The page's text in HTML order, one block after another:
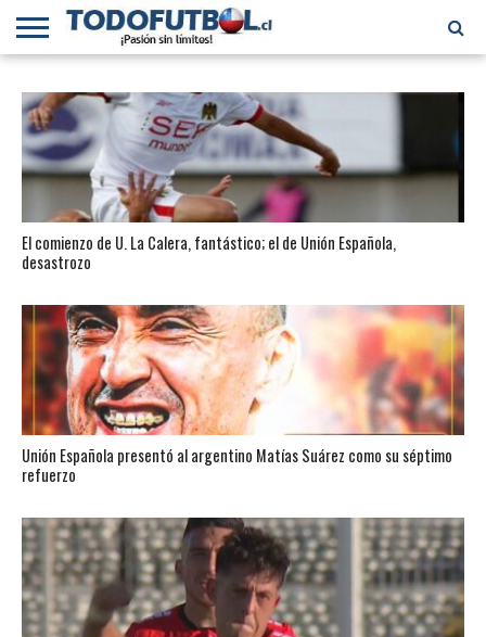
DIVISIÓN
PRIMERA
B
SELECCIÓN
CHILENA
CHILENOS
EN EL
MUNDO
FÚTBOL
INTERNACIONAL
El comienzo de U. La Calera, fantástico; el de Unión Española,
desastrozo
Unión Española presentó al argentino Matías Suárez como su séptimo
refuerzo